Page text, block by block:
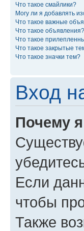
Что такое смайлики?
Могу ли я добавлять
Что такое важные
Что такое объявления?
Что такое
Что такое закрытые
Что такое значки тем?
Вход
Почему
Если
чтобы
Также